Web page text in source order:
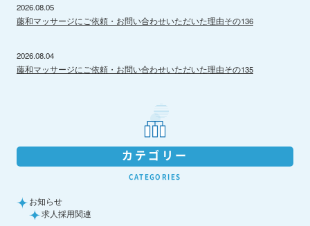
2026.08.05
藤和マッサージにご依頼・お問い合わせいただいた理由その136
2026.08.04
藤和マッサージにご依頼・お問い合わせいただいた理由その135
カテゴリー
CATEGORIES
お知らせ
求人採用関連